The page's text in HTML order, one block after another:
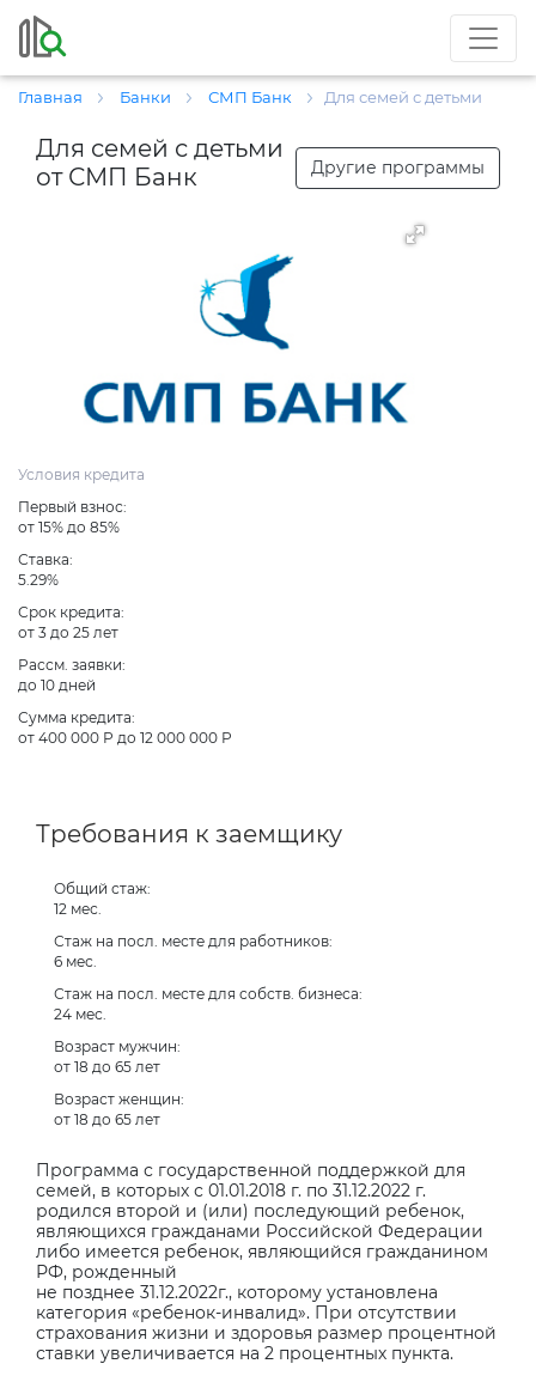
Главная Банки СМП Банк Для семей с детьми
Для семей с детьми
от СМП Банк
Другие программы
Условия кредита
Первый взнос:
от 15% до 85%
Ставка:
5.29%
Срок кредита:
от 3 до 25 лет
Рассм. заявки:
до 10 дней
Сумма кредита:
от 400 000 Р до 12 000 000 Р
Требования к заемщику
Общий стаж:
12 мес.
Стаж на посл. месте для работников:
6 мес.
Стаж на посл. месте для собств. бизнеса:
24 мес.
Возраст мужчин:
от 18 до 65 лет
Возраст женщин:
от 18 до 65 лет
Программа с государственной поддержкой для
семей, в которых с 01.01.2018 г. по 31.12.2022 г.
родился второй и (или) последующий ребенок,
являющихся гражданами Российской Федерации
либо имеется ребенок, являющийся гражданином
РФ, рожденный
не позднее 31.12.2022г., которому установлена
категория «ребенок-инвалид». При отсутствии
страхования жизни и здоровья размер процентной
ставки увеличивается на 2 процентных пункта.